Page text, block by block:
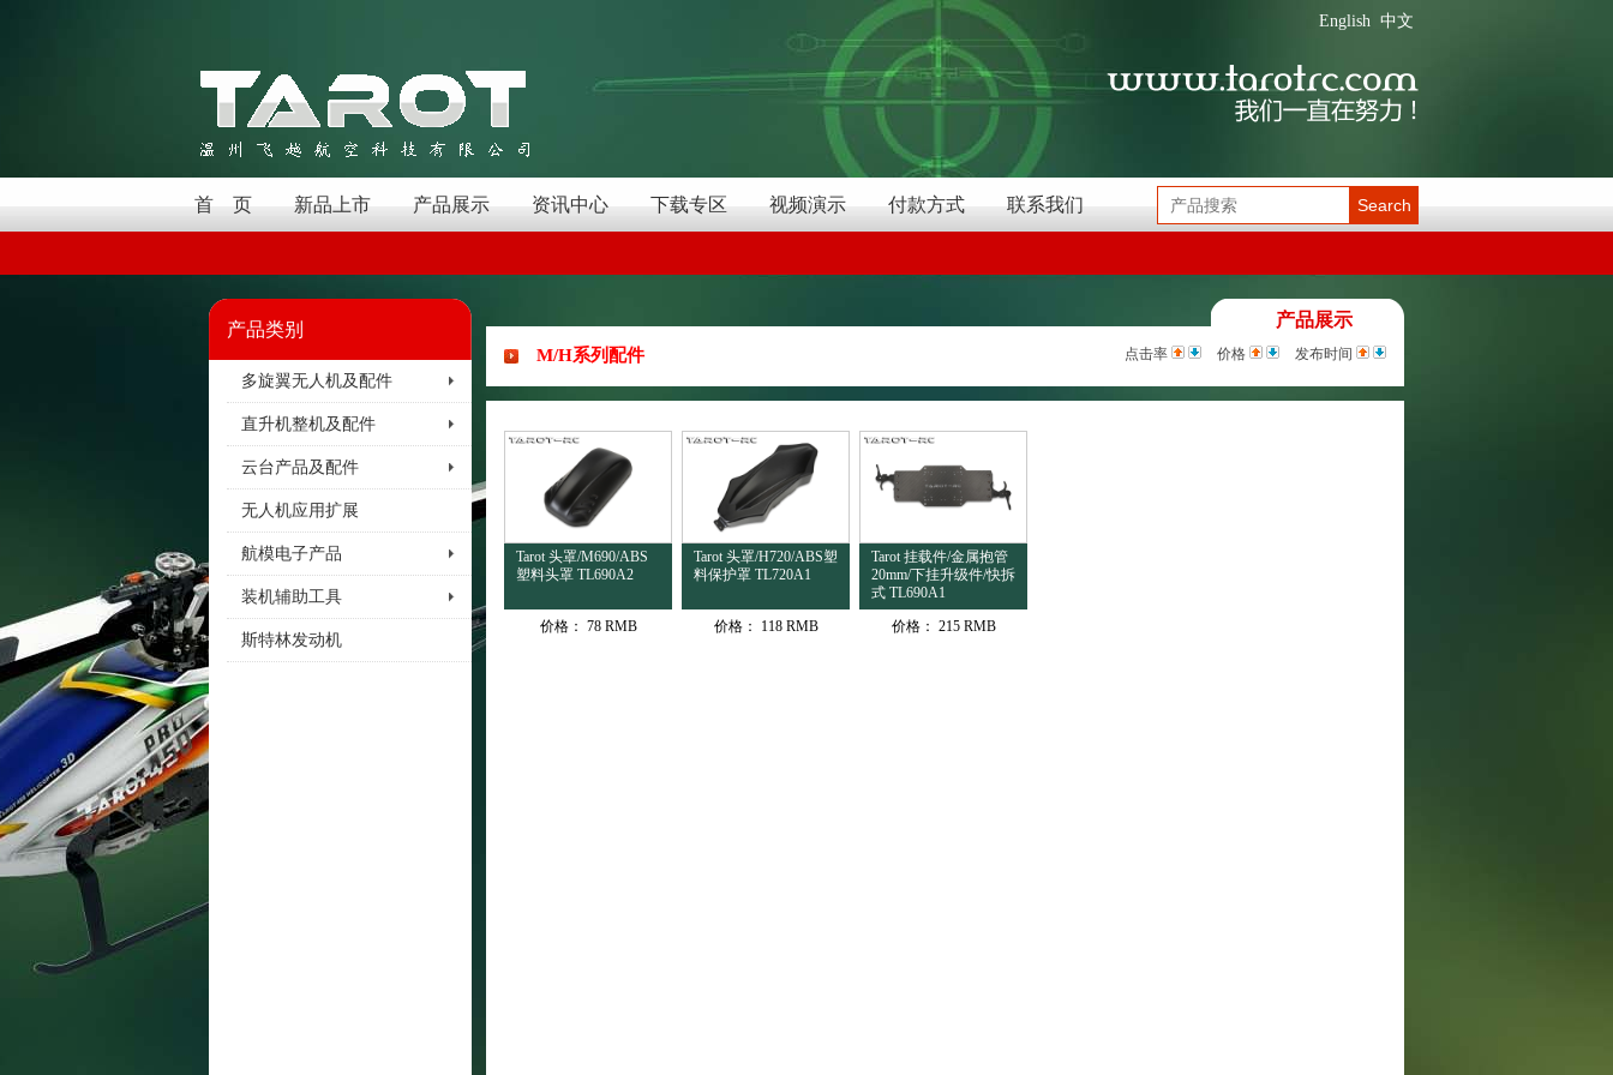
中文
English
首 页 新品上市 产品展示 资讯中心 下载专区 视频演示 付款方式 联系我们 Search
产品类别
多旋翼无人机及配件
直升机整机及配件
云台产品及配件
无人机应用扩展
航模电子产品
装机辅助工具
斯特林发动机
产品展示
M/H系列配件 点击率 价格 发布时间
Tarot 头罩/M690/ABS
塑料头罩 TL690A2
价格： 78 RMB
Tarot 头罩/H720/ABS塑
料保护罩 TL720A1
价格： 118 RMB
Tarot 挂载件/金属抱管
20mm/下挂升级件/快拆
式 TL690A1
价格： 215 RMB